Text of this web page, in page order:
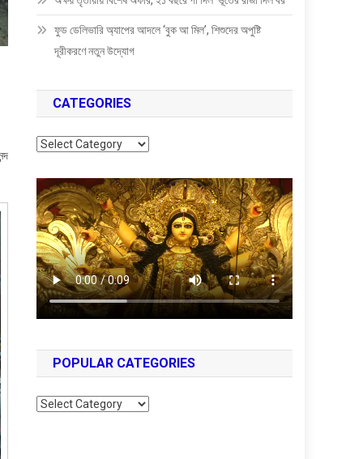
ফুড ডেলিভারি অ্যাপের আদলে ‘বুক আ মিল’, শিশুদের অপুষ্টি
দূরীকরণে নতুন উদ্যোগ
CATEGORIES
Categories
POPULAR CATEGORIES
Popular